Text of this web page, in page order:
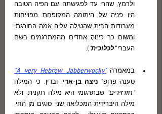
ולרמץ
העברי "לכלוכית").
במאמרה "A very Hebrew Jabberwocky"
טענה פרופ' ניצה בן-ארי, ובדין, כי המילה
"חזרזירים"